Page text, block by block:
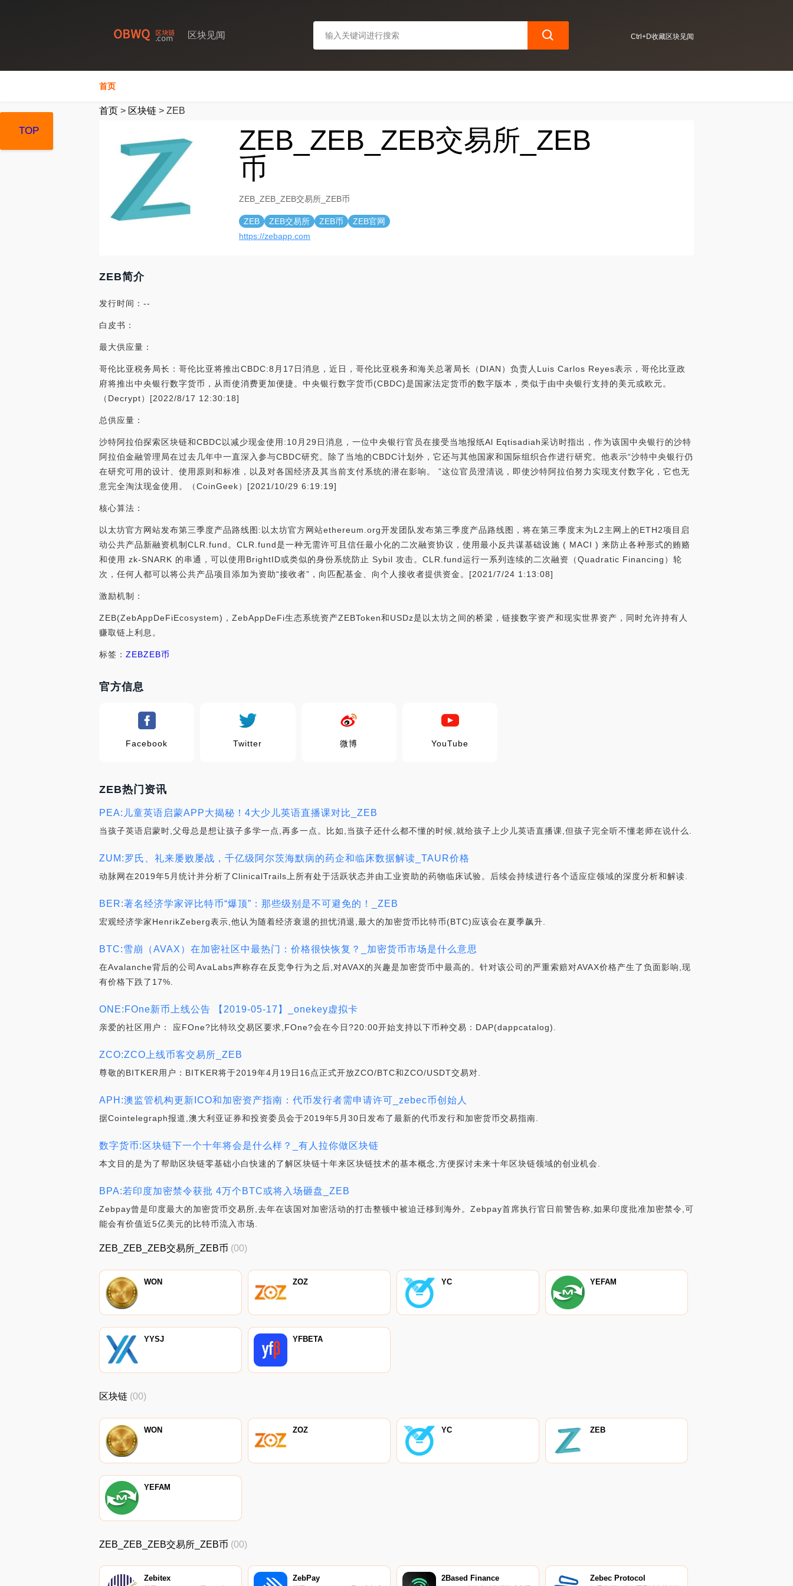
区块见闻 Ctrl+D收藏区块见闻
首页
首页 > 区块链 > ZEB
ZEB_ZEB_ZEB交易所_ZEB
币
ZEB_ZEB_ZEB交易所_ZEB币
ZEB ZEB交易所 ZEB币
ZEB官网
https://zebapp.com
ZEB简介
发行时间：--
白皮书：
最大供应量：
哥伦比亚税务局长：哥伦比亚将推出CBDC:8月17日消息，近日，哥伦比亚税务和海关总署局长（DIAN）负责人Luis Carlos Reyes表示，哥伦比亚政
府将推出中央银行数字货币，从而使消费更加便捷。中央银行数字货币(CBDC)是国家法定货币的数字版本，类似于由中央银行支持的美元或欧元。
（Decrypt）[2022/8/17 12:30:18]
总供应量：
沙特阿拉伯探索区块链和CBDC以减少现金使用:10月29日消息，一位中央银行官员在接受当地报纸Al Eqtisadiah采访时指出，作为该国中央银行的沙特
阿拉伯金融管理局在过去几年中一直深入参与CBDC研究。除了当地的CBDC计划外，它还与其他国家和国际组织合作进行研究。他表示“沙特中央银行仍
在研究可用的设计、使用原则和标准，以及对各国经济及其当前支付系统的潜在影响。 ”这位官员澄清说，即使沙特阿拉伯努力实现支付数字化，它也无
意完全淘汰现金使用。（CoinGeek）[2021/10/29 6:19:19]
核心算法：
以太坊官方网站发布第三季度产品路线图:以太坊官方网站ethereum.org开发团队发布第三季度产品路线图，将在第三季度末为L2主网上的ETH2项目启
动公共产品新融资机制CLR.fund。CLR.fund是一种无需许可且信任最小化的二次融资协议，使用最小反共谋基础设施 ( MACI ) 来防止各种形式的贿赂
和使用 zk-SNARK 的串通，可以使用BrightID或类似的身份系统防止 Sybil 攻击。CLR.fund运行一系列连续的二次融资（Quadratic Financing）轮
次，任何人都可以将公共产品项目添加为资助“接收者”，向匹配基金、向个人接收者提供资金。[2021/7/24 1:13:08]
激励机制：
ZEB(ZebAppDeFiEcosystem)，ZebAppDeFi生态系统资产ZEBToken和USDz是以太坊之间的桥梁，链接数字资产和现实世界资产，同时允许持有人
赚取链上利息。
标签： ZEBZEB币
官方信息
Facebook Twitter 微博 YouTube
ZEB热门资讯
PEA:儿童英语启蒙APP大揭秘！4大少儿英语直播课对比_ZEB
当孩子英语启蒙时,父母总是想让孩子多学一点,再多一点。比如,当孩子还什么都不懂的时候,就给孩子上少儿英语直播课,但孩子完全听不懂老师在说什么.
ZUM:罗氏、礼来屡败屡战，千亿级阿尔茨海默病的药企和临床数据解读_TAUR价格
动脉网在2019年5月统计并分析了ClinicalTrails上所有处于活跃状态并由工业资助的药物临床试验。后续会持续进行各个适应症领域的深度分析和解读.
BER:著名经济学家评比特币“爆顶”：那些级别是不可避免的！_ZEB
宏观经济学家HenrikZeberg表示,他认为随着经济衰退的担忧消退,最大的加密货币比特币(BTC)应该会在夏季飙升.
BTC:雪崩（AVAX）在加密社区中最热门：价格很快恢复？_加密货币市场是什么意思
在Avalanche背后的公司AvaLabs声称存在反竞争行为之后,对AVAX的兴趣是加密货币中最高的。针对该公司的严重索赔对AVAX价格产生了负面影响,现
有价格下跌了17%.
ONE:FOne新币上线公告 【2019-05-17】_onekey虚拟卡
亲爱的社区用户： 应FOne?比特玖交易区要求,FOne?会在今日?20:00开始支持以下币种交易：DAP(dappcatalog).
ZCO:ZCO上线币客交易所_ZEB
尊敬的BITKER用户：BITKER将于2019年4月19日16点正式开放ZCO/BTC和ZCO/USDT交易对.
APH:澳监管机构更新ICO和加密资产指南：代币发行者需申请许可_zebec币创始人
据Cointelegraph报道,澳大利亚证券和投资委员会于2019年5月30日发布了最新的代币发行和加密货币交易指南.
数字货币:区块链下一个十年将会是什么样？_有人拉你做区块链
本文目的是为了帮助区块链零基础小白快速的了解区块链十年来区块链技术的基本概念,方便探讨未来十年区块链领域的创业机会.
BPA:若印度加密禁令获批 4万个BTC或将入场砸盘_ZEB
Zebpay曾是印度最大的加密货币交易所,去年在该国对加密活动的打击整顿中被迫迁移到海外。Zebpay首席执行官日前警告称,如果印度批准加密禁令,可
能会有价值近5亿美元的比特币流入市场.
TOP
ZEB_ZEB_ZEB交易所_ZEB币 (00)
WON ZOZ YC YEFAM
YYSJ YFBETA
TOP
区块链 (00)
WON ZOZ YC ZEB
YEFAM
TOP
ZEB_ZEB_ZEB交易所_ZEB币 (00)
Zebitex ZebPay 2Based Finance Zebec Protocol